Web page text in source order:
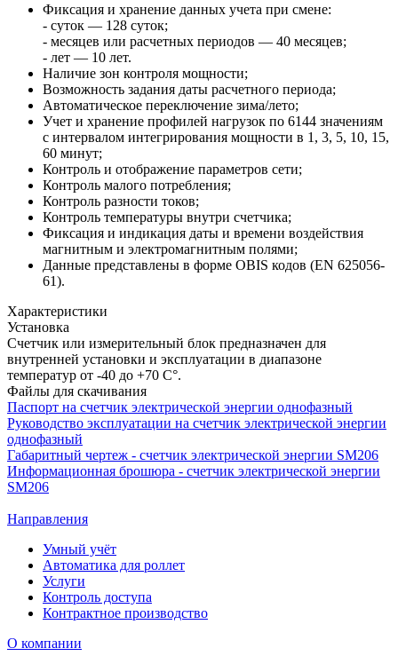
Фиксация и хранение данных учета при смене:
- суток — 128 суток;
- месяцев или расчетных периодов — 40 месяцев;
- лет — 10 лет.
Наличие зон контроля мощности;
Возможность задания даты расчетного периода;
Автоматическое переключение зима/лето;
Учет и хранение профилей нагрузок по 6144 значениям
с интервалом интегрирования мощности в 1, 3, 5, 10, 15,
60 минут;
Контроль и отображение параметров сети;
Контроль малого потребления;
Контроль разности токов;
Контроль температуры внутри счетчика;
Фиксация и индикация даты и времени воздействия
магнитным и электромагнитным полями;
Данные представлены в форме OBIS кодов (EN 625056-
61).
Характеристики
Установка
Счетчик или измерительный блок предназначен для
внутренней установки и эксплуатации в диапазоне
температур от -40 до +70 С°.
Файлы для скачивания
Паспорт на счетчик электрической энергии однофазный
Руководство эксплуатации на счетчик электрической энергии
однофазный
Габаритный чертеж - счетчик электрической энергии SM206
Информационная брошюра - счетчик электрической энергии
SM206
Направления
Умный учёт
Автоматика для роллет
Услуги
Контроль доступа
Контрактное производство
О компании